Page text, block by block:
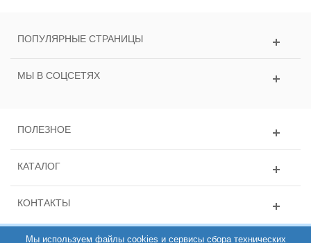
ПОПУЛЯРНЫЕ СТРАНИЦЫ
МЫ В СОЦСЕТЯХ
ПОЛЕЗНОЕ
КАТАЛОГ
КОНТАКТЫ
Мы используем файлы cookies и сервисы сбора технических